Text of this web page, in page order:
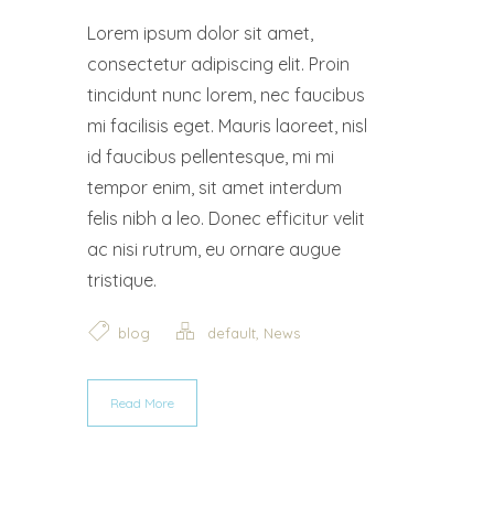
Lorem ipsum dolor sit amet,
consectetur adipiscing elit. Proin
tincidunt nunc lorem, nec faucibus
mi facilisis eget. Mauris laoreet, nisl
id faucibus pellentesque, mi mi
tempor enim, sit amet interdum
felis nibh a leo. Donec efficitur velit
ac nisi rutrum, eu ornare augue
tristique.
blog default, News
Read More